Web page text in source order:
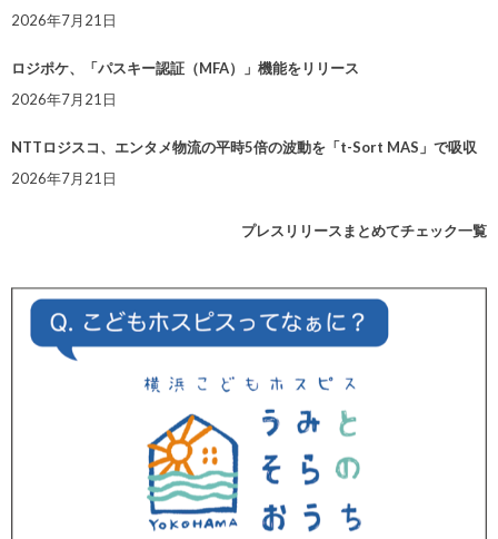
2026年7月21日
ロジポケ、「パスキー認証（MFA）」機能をリリース
2026年7月21日
NTTロジスコ、エンタメ物流の平時5倍の波動を「t-Sort MAS」で吸収
2026年7月21日
プレスリリースまとめてチェック一覧